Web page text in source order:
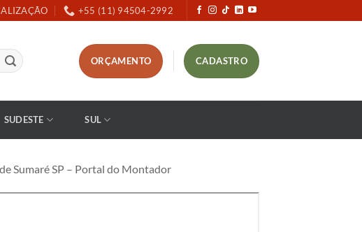
+55 (11) 94504-2992
ORÇAMENTO CADASTRO
SUDESTE SUL
Sumaré SP – Portal do Montador